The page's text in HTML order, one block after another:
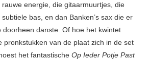
energie, die gitaarmuurtjes, die
bas, en dan Banken’s sax die er
doorheen danste. Of hoe het kwintet
pronkstukken van de plaat zich in de set
het fantastische Op Ieder Potje Past